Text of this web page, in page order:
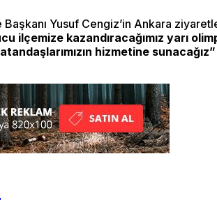
Yusuf Cengiz’in Ankara
ilçemize kazandıracağımız yarı
hizmetine sunacağız”